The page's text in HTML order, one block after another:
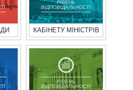
РІВЕНЬ
ВІДПОВІДАЛЬНОСТІ
КАБІНЕТУ МІНІСТРІВ
РІВЕНЬ
ВІДПОВІДАЛЬНОСТІ